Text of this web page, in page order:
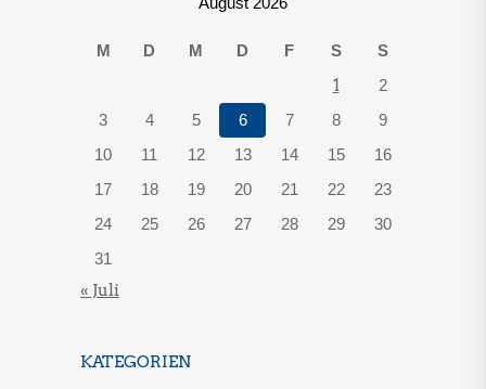
M D M D F S S
1
2
3
4 5 6 7 8
9
10
11 12 13 14 15
16
17
18 19 20 21 22
23
24
25 26 27 28 29
30
31
« Juli
KATEGORIEN